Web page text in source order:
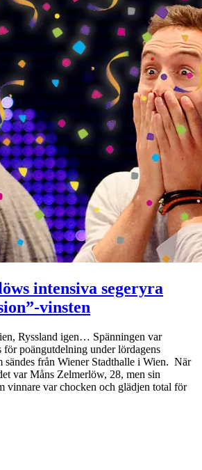
intensiva segeryra
vinsten
Ryssland igen… Spänningen var
poängutdelning under lördagens
sändes från Wiener Stadthalle i Wien. När
var Måns Zelmerlöw, 28, men sin
vinnare var chocken och glädjen total för